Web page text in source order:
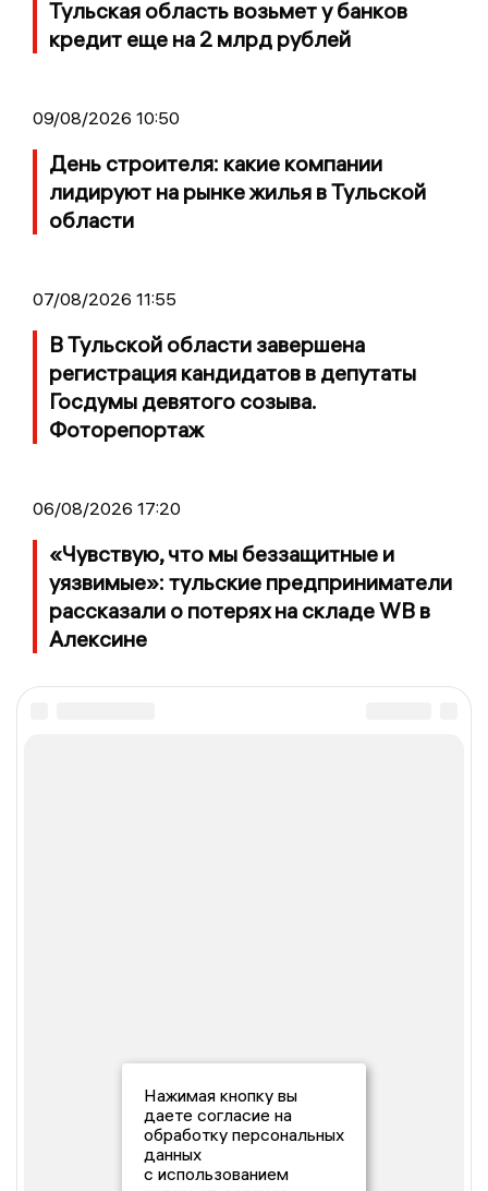
Тульская область возьмет у банков
кредит еще на 2 млрд рублей
09/08/2026 10:50
День строителя: какие компании
лидируют на рынке жилья в Тульской
области
07/08/2026 11:55
В Тульской области завершена
регистрация кандидатов в депутаты
Госдумы девятого созыва.
Фоторепортаж
06/08/2026 17:20
«Чувствую, что мы беззащитные и
уязвимые»: тульские предприниматели
рассказали о потерях на складе WB в
Алексине
Нажимая кнопку вы
даете согласие на
обработку персональных
данных
с использованием